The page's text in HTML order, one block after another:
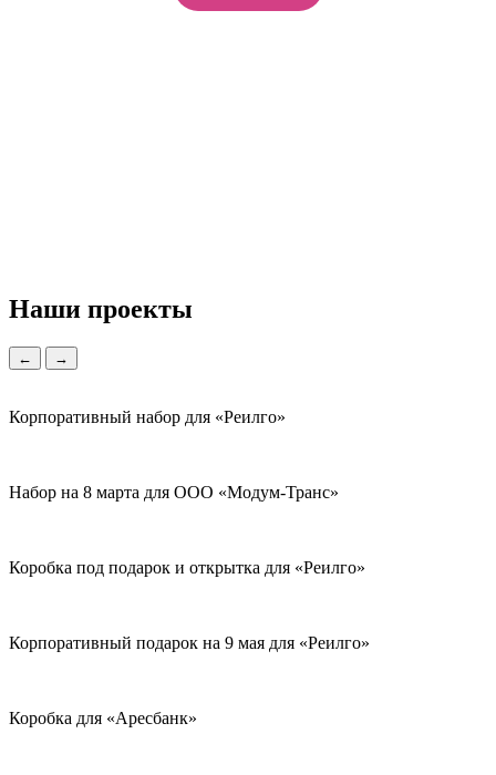
Наши проекты
← →
Корпоративный набор для «Реилго»
Набор на 8 марта для ООО «Модум-Транс»
Коробка под подарок и открытка для «Реилго»
Корпоративный подарок на 9 мая для «Реилго»
Коробка для «Аресбанк»